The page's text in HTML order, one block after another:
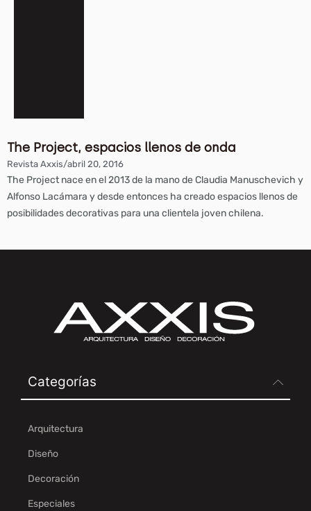
The Project, espacios llenos de onda
Revista Axxis/abril 20, 2016
The Project nace en el 2013 de la mano de Claudia Manuschevich y
Alfonso Lacámara y desde entonces ha creado espacios llenos de
posibilidades decorativas para una clientela joven chilena.
Categorías
Arquitectura
Diseño
Decoración
Especiales